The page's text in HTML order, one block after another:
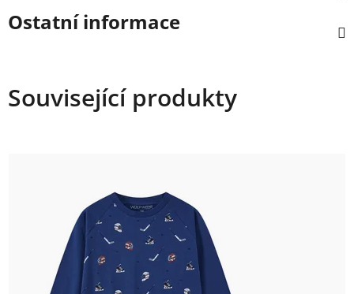
Ostatní informace
Související produkty